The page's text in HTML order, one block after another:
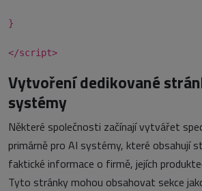
}
</script>
Vytvoření dedikované
systémy
Některé společnosti začínají vytvářet
primárně pro AI systémy, které obsahují
faktické informace o firmě, jejích
Tyto stránky mohou obsahovat sekce